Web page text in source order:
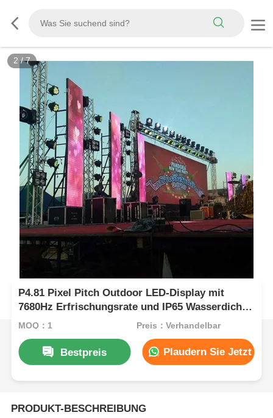
2/7
P4.81 Pixel Pitch Outdoor LED-Display mit
7680Hz Erfrischungsrate und IP65 Wasserdicht
für Miete und Veranstaltungen
MOQ：1 Preis：Verhandelbar
Bestpreis Plaudern Sie Jetzt
PRODUKT-BESCHREIBUNG